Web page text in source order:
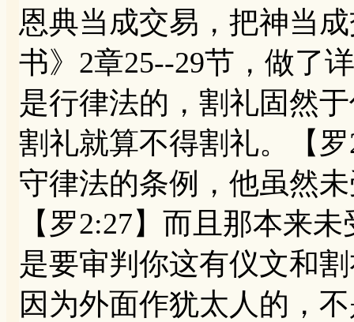
恩典当成交易，把神当
书》2章25--29节，做了
是行律法的，割礼固然
割礼就算不得割礼。【
守律法的条例，他虽然
【罗2:27】而且那本来
是要审判你这有仪文和
因为外面作犹太人的，